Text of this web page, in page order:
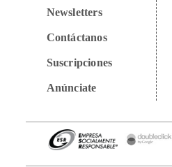
Newsletters
Contáctanos
Suscripciones
Anúnciate